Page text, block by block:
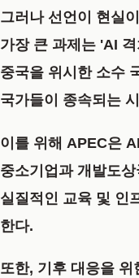
그러나 선언이 현실
가장 큰 과제는 'AI
중국을 위시한 소수
국가들이 종속되는
이를 위해 APEC은
중소기업과 개발도
실질적인 교육 및 인
한다.
또한, 기후 대응을